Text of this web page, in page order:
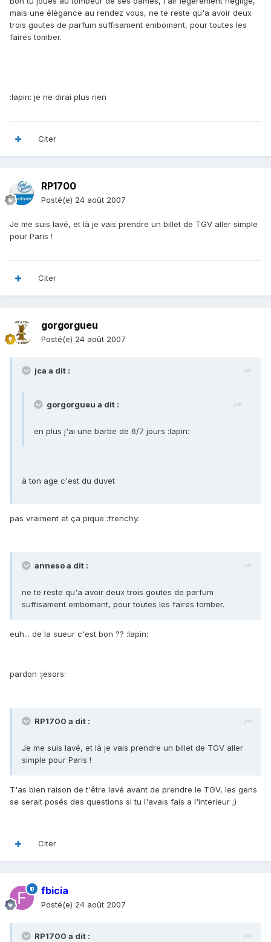
mais une élégance au rendez vous, ne te reste qu'a avoir deux
trois goutes de parfum suffisament embomant, pour toutes les
faires tomber.
:lapin: je ne dirai plus rien
Citer
RP1700
Posté(e) 24 août 2007
Je me suis lavé, et là je vais prendre un billet de TGV aller simple
pour Paris !
Citer
gorgorgueu
Posté(e) 24 août 2007
jca a dit :
gorgorgueu a dit :
en plus j'ai une barbe de 6/7 jours :lapin:
à ton age c'est du duvet
pas vraiment et ça pique :frenchy:
anneso a dit :
ne te reste qu'a avoir deux trois goutes de parfum
suffisament embomant, pour toutes les faires tomber.
euh... de la sueur c'est bon ?? :lapin:
pardon :jesors:
RP1700 a dit :
Je me suis lavé, et là je vais prendre un billet de TGV aller
simple pour Paris !
T'as bien raison de t'être lavé avant de prendre le TGV, les gens
se serait posés des questions si tu l'avais fais a l'interieur ;)
Citer
fbicia
Posté(e) 24 août 2007
RP1700 a dit :